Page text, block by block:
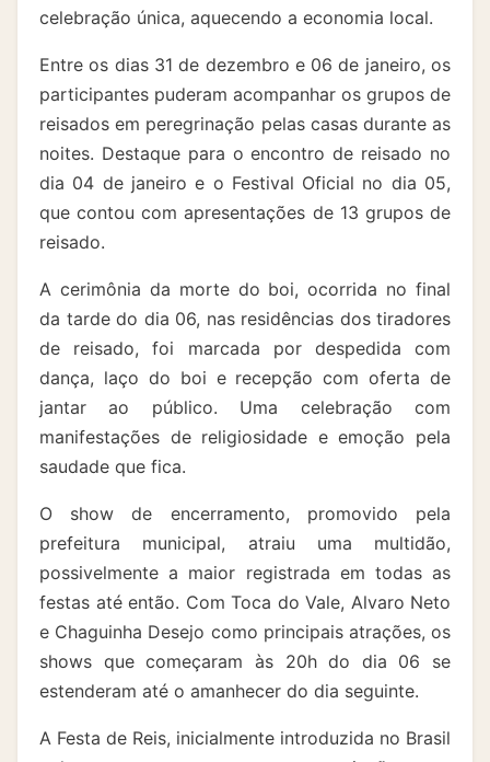
celebração única, aquecendo a economia local.
Entre os dias 31 de dezembro e 06 de janeiro, os
participantes puderam acompanhar os grupos de
reisados em peregrinação pelas casas durante as
noites. Destaque para o encontro de reisado no
dia 04 de janeiro e o Festival Oficial no dia 05,
que contou com apresentações de 13 grupos de
reisado.
A cerimônia da morte do boi, ocorrida no final
da tarde do dia 06, nas residências dos tiradores
de reisado, foi marcada por despedida com
dança, laço do boi e recepção com oferta de
jantar ao público. Uma celebração com
manifestações de religiosidade e emoção pela
saudade que fica.
O show de encerramento, promovido pela
prefeitura municipal, atraiu uma multidão,
possivelmente a maior registrada em todas as
festas até então. Com Toca do Vale, Alvaro Neto
e Chaguinha Desejo como principais atrações, os
shows que começaram às 20h do dia 06 se
estenderam até o amanhecer do dia seguinte.
A Festa de Reis, inicialmente introduzida no Brasil